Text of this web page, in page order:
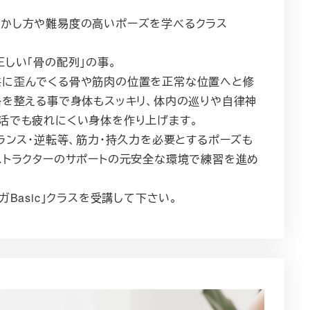
し方や難易度の高いポーズを学べるクラス
い「骨の配列」の事。
歪んでくる骨や筋肉の位置を正常な位置へと修
整える事で身体もスッキリ、体内の巡りや自律神
でも疲れにくい身体を作り上げます。
ンス・逆転等、筋力・持久力を必要とするポーズも
トラクターのサポートの元安全な環境で練習を進め
Basic」クラスを受講して下さい。